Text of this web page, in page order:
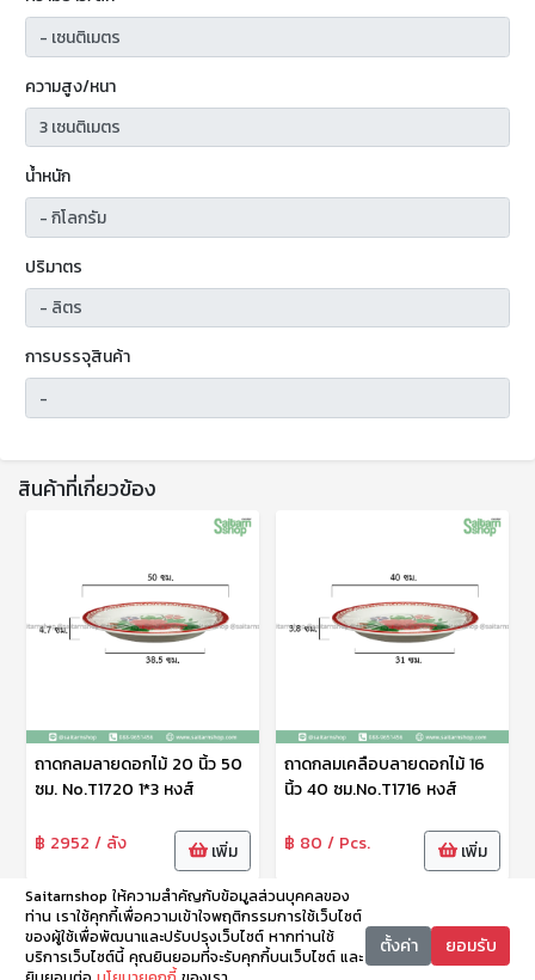
ความสูง/หนา
น้ำหนัก
ปริมาตร
การบรรจุสินค้า
สินค้าที่เกี่ยวข้อง
ถาดกลมลายดอกไม้ 20 นิ้ว 50
ซม. No.T1720 1*3 หงส์
฿ 2952 / ลัง เพิ่ม
ถาดกลมเคลือบลายดอกไม้ 16
นิ้ว 40 ซม.No.T1716 หงส์
฿ 80 / Pcs. เพิ่ม
Saitarnshop ให้ความสำคัญกับข้อมูลส่วนบุคคลของ
ท่าน เราใช้คุกกี้เพื่อความเข้าใจพฤติกรรมการใช้เว็บไซต์
ของผู้ใช้เพื่อพัฒนาและปรับปรุงเว็บไซต์ หากท่านใช้
บริการเว็บไซต์นี้ คุณยินยอมที่จะรับคุกกี้บนเว็บไซต์ และ
ตั้งค่า ยอมรับ